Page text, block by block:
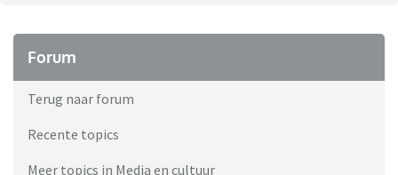
Forum
Terug naar forum
Recente topics
Meer topics in Media en cultuur